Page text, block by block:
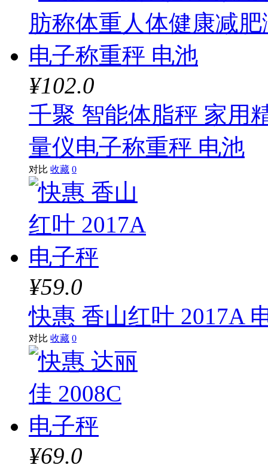
¥102.0
千聚 智能体脂秤 家用
量仪电子称重秤 电池
对比 收藏 0
¥59.0
快惠 香山红叶 2017A
对比 收藏 0
¥69.0